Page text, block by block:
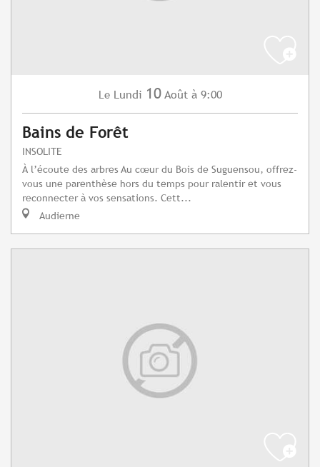
Le Lundi 10 Août à 9:00
Bains de Forêt
INSOLITE
À l’écoute des arbres Au cœur du Bois de Suguensou, offrez-
vous une parenthèse hors du temps pour ralentir et vous
reconnecter à vos sensations. Cett...
Audierne